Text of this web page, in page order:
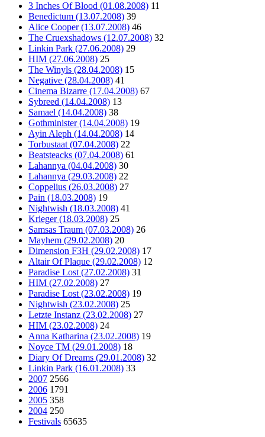
3 Inches Of Blood (01.08.2008) 11
Benedictum (13.07.2008) 39
Alice Cooper (13.07.2008) 46
The Cruexshadows (12.07.2008) 32
Linkin Park (27.06.2008) 29
HIM (27.06.2008) 25
The Winyls (28.04.2008) 15
Negative (28.04.2008) 41
Cinema Bizarre (17.04.2008) 67
Sybreed (14.04.2008) 13
Samael (14.04.2008) 38
Gothminister (14.04.2008) 19
Ayin Aleph (14.04.2008) 14
Torbustaat (07.04.2008) 22
Beatsteacks (07.04.2008) 61
Lahannya (04.04.2008) 30
Lahannya (29.03.2008) 22
Coppelius (26.03.2008) 27
Pain (18.03.2008) 19
Nightwish (18.03.2008) 41
Krieger (18.03.2008) 25
Samsas Traum (07.03.2008) 26
Mayhem (29.02.2008) 20
Dimension F3H (29.02.2008) 17
Altair Of Plaque (29.02.2008) 12
Paradise Lost (27.02.2008) 31
HIM (27.02.2008) 27
Paradise Lost (23.02.2008) 19
Nightwish (23.02.2008) 25
Letzte Instanz (23.02.2008) 27
HIM (23.02.2008) 24
Anna Katharina (23.02.2008) 19
Noyce TM (29.01.2008) 18
Diary Of Dreams (29.01.2008) 32
Linkin Park (16.01.2008) 33
2007 2566
2006 1791
2005 358
2004 250
Festivals 65635